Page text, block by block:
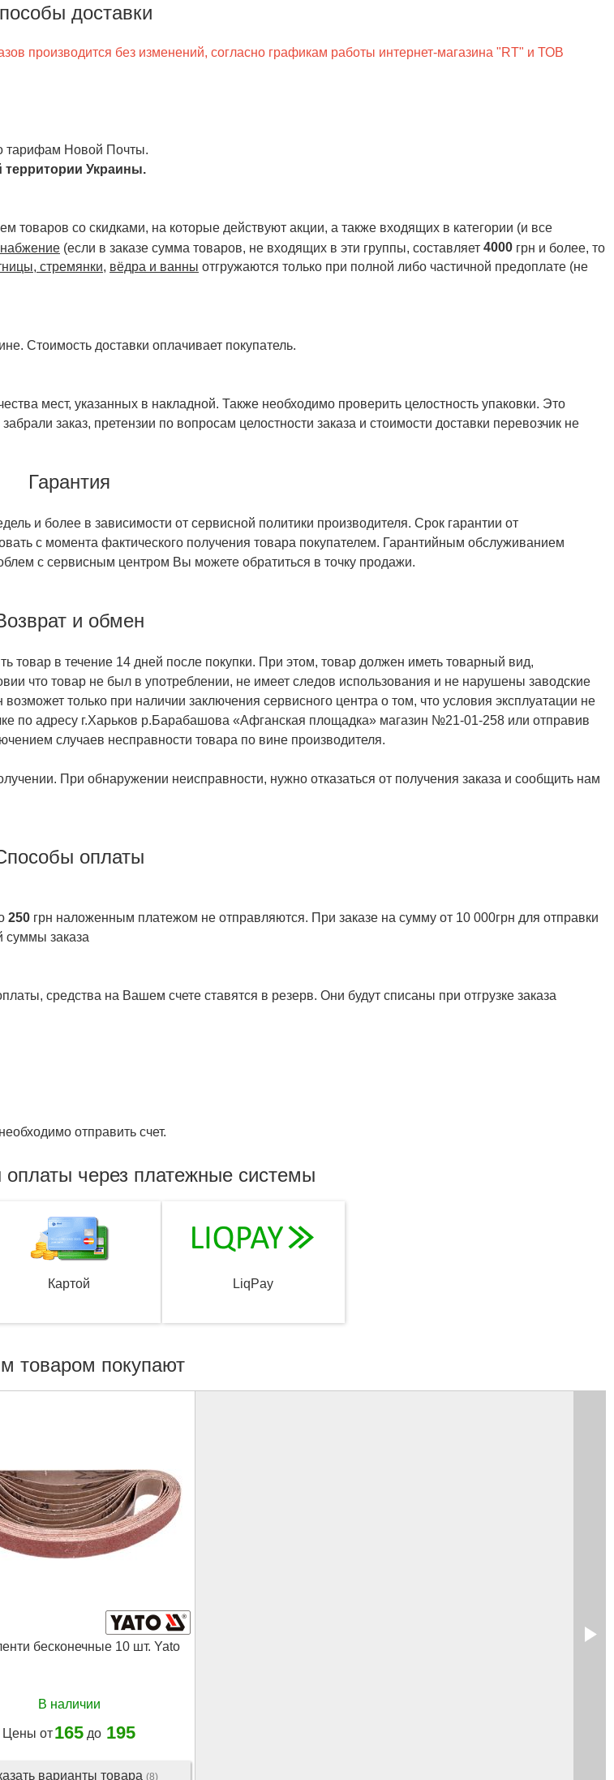
доставки
производится без изменений, согласно графикам работы интернет-магазина "RT" и ТОВ
тарифам Новой Почты.
территории Украины.
товаров со скидками, на которые действуют акции, а также входящих в категории (и все
(если в заказе сумма товаров, не входящих в эти группы, составляет 4000 грн и более, то
стремянки, вёдра и ванны отгружаются только при полной либо частичной предоплате (не
Стоимость доставки оплачивает покупатель.
мест, указанных в накладной. Также необходимо проверить целостность упаковки. Это
заказ, претензии по вопросам целостности заказа и стоимости доставки перевозчик не
Гарантия
и более в зависимости от сервисной политики производителя. Срок гарантии от
с момента фактического получения товара покупателем. Гарантийным обслуживанием
с сервисным центром Вы можете обратиться в точку продажи.
и обмен
товар в течение 14 дней после покупки. При этом, товар должен иметь товарный вид,
что товар не был в употреблении, не имеет следов использования и не нарушены заводские
только при наличии заключения сервисного центра о том, что условия эксплуатации не
по адресу г.Харьков р.Барабашова «Афганская площадка» магазин №21-01-258 или отправив
случаев несправности товара по вине производителя.
При обнаружении неисправности, нужно отказаться от получения заказа и сообщить нам
оплаты
250 грн наложенным платежом не отправляются. При заказе на сумму от 10 000грн для отправки
суммы заказа
средства на Вашем счете ставятся в резерв. Они будут списаны при отгрузке заказа
отправить счет.
через платежные системы
Картой LiqPay
товаром покупают
бесконечные 10 шт. Yato
В наличии
Цены от165 до 195
варианты товара (8)